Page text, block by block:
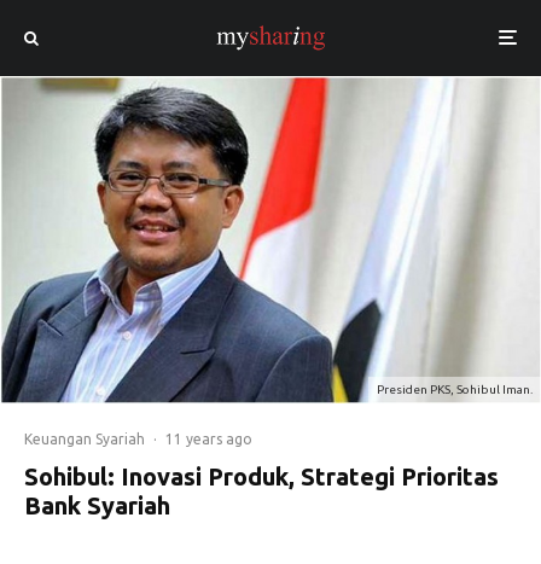
Presiden PKS, Sohibul Iman.
Keuangan Syariah · 11 years ago
Sohibul: Inovasi Produk, Strategi Prioritas
Bank Syariah